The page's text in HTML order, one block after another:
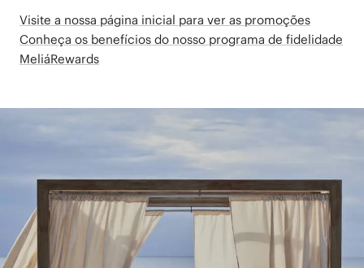
Visite a nossa página inicial para ver as promoções
Conheça os benefícios do nosso programa de fidelidade
MeliáRewards